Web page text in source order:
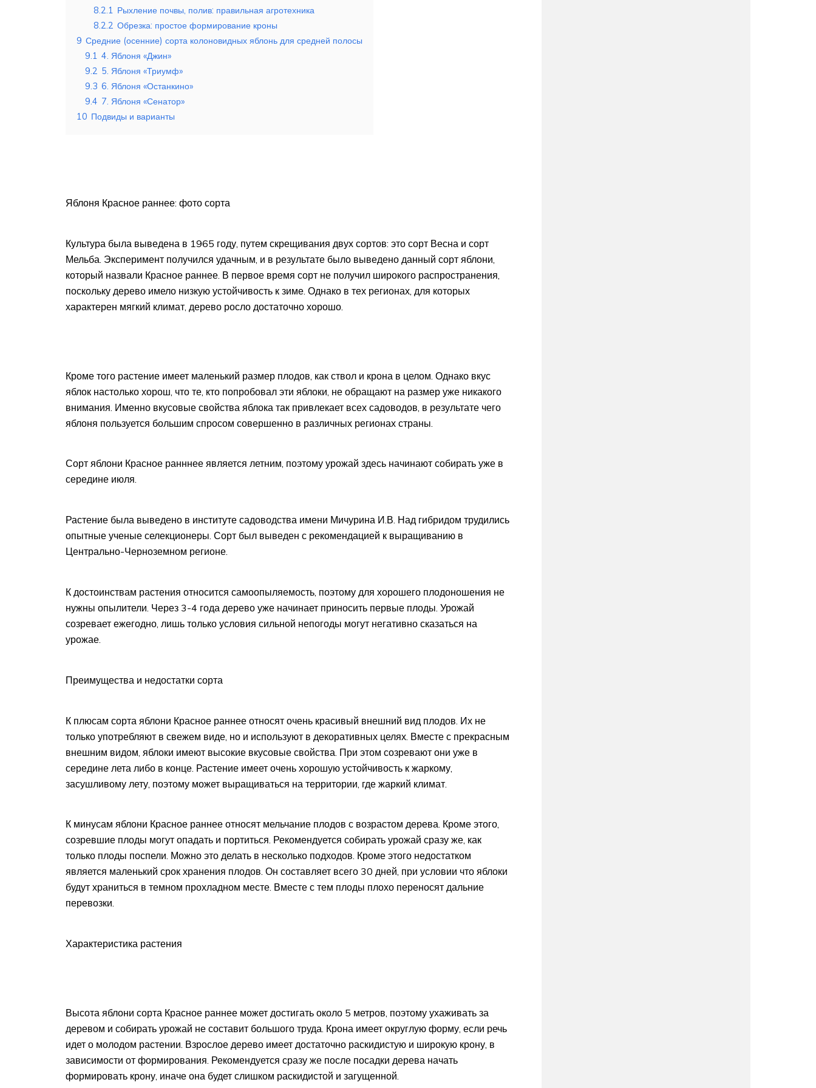
8.2.1 Рыхление почвы, полив: правильная агротехника
8.2.2 Обрезка: простое формирование кроны
9 Средние (осенние) сорта колоновидных яблонь для средней полосы
9.1 4. Яблоня «Джин»
9.2 5. Яблоня «Триумф»
9.3 6. Яблоня «Останкино»
9.4 7. Яблоня «Сенатор»
10 Подвиды и варианты
Яблоня Красное раннее: фото сорта
Культура была выведена в 1965 году, путем скрещивания двух сортов: это сорт Весна и сорт
Мельба. Эксперимент получился удачным, и в результате было выведено данный сорт яблони,
который назвали Красное раннее. В первое время сорт не получил широкого распространения,
поскольку дерево имело низкую устойчивость к зиме. Однако в тех регионах, для которых
характерен мягкий климат, дерево росло достаточно хорошо.
Кроме того растение имеет маленький размер плодов, как ствол и крона в целом. Однако вкус
яблок настолько хорош, что те, кто попробовал эти яблоки, не обращают на размер уже никакого
внимания. Именно вкусовые свойства яблока так привлекает всех садоводов, в результате чего
яблоня пользуется большим спросом совершенно в различных регионах страны.
Сорт яблони Красное ранннее является летним, поэтому урожай здесь начинают собирать уже в
середине июля.
Растение была выведено в институте садоводства имени Мичурина И.В. Над гибридом трудились
опытные ученые селекционеры. Сорт был выведен с рекомендацией к выращиванию в
Центрально-Черноземном регионе.
К достоинствам растения относится самоопыляемость, поэтому для хорошего плодоношения не
нужны опылители. Через 3-4 года дерево уже начинает приносить первые плоды. Урожай
созревает ежегодно, лишь только условия сильной непогоды могут негативно сказаться на
урожае.
Преимущества и недостатки сорта
К плюсам сорта яблони Красное раннее относят очень красивый внешний вид плодов. Их не
только употребляют в свежем виде, но и используют в декоративных целях. Вместе с прекрасным
внешним видом, яблоки имеют высокие вкусовые свойства. При этом созревают они уже в
середине лета либо в конце. Растение имеет очень хорошую устойчивость к жаркому,
засушливому лету, поэтому может выращиваться на территории, где жаркий климат.
К минусам яблони Красное раннее относят мельчание плодов с возрастом дерева. Кроме этого,
созревшие плоды могут опадать и портиться. Рекомендуется собирать урожай сразу же, как
только плоды поспели. Можно это делать в несколько подходов. Кроме этого недостатком
является маленький срок хранения плодов. Он составляет всего 30 дней, при условии что яблоки
будут храниться в темном прохладном месте. Вместе с тем плоды плохо переносят дальние
перевозки.
Характеристика растения
Высота яблони сорта Красное раннее может достигать около 5 метров, поэтому ухаживать за
деревом и собирать урожай не составит большого труда. Крона имеет округлую форму, если речь
идет о молодом растении. Взрослое дерево имеет достаточно раскидистую и широкую крону, в
зависимости от формирования. Рекомендуется сразу же после посадки дерева начать
формировать крону, иначе она будет слишком раскидистой и загущенной.